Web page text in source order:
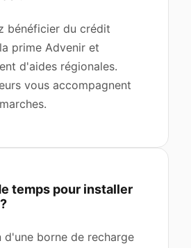
bénéficier du crédit
prime Advenir et
d'aides régionales.
vous accompagnent
temps pour installer
d'une borne de recharge